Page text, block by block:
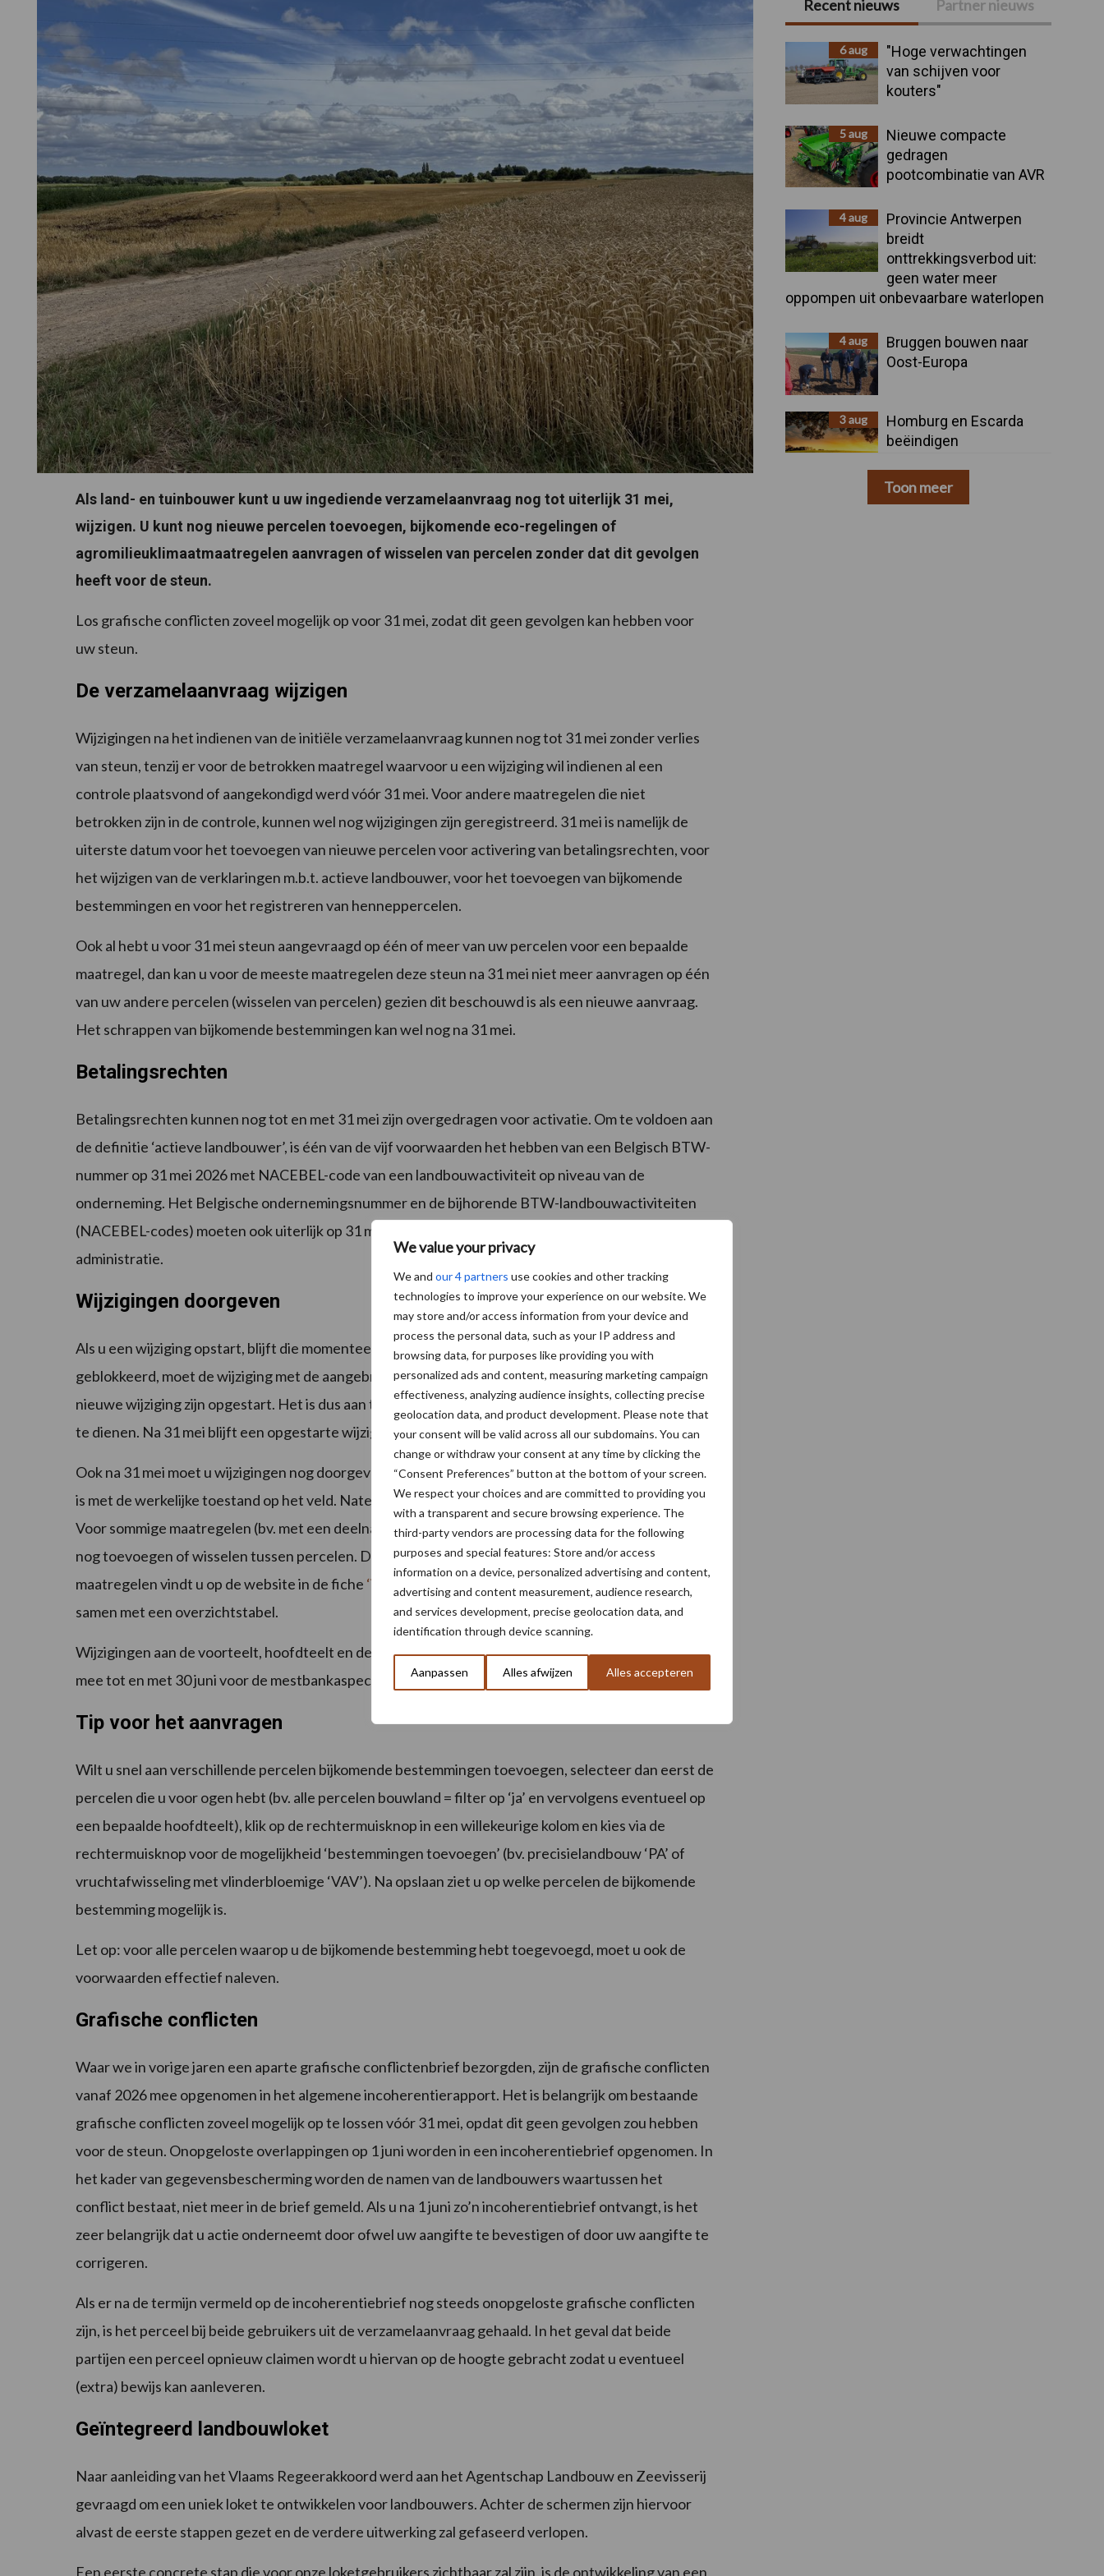
We value your privacy
We and our 4 partners use cookies and other tracking
technologies to improve your experience on our website. We
may store and/or access information from your device and
process the personal data, such as your IP address and
browsing data, for purposes like providing you with
personalized ads and content, measuring marketing campaign
effectiveness, analyzing audience insights, collecting precise
geolocation data, and product development. Please note that
your consent will be valid across all our subdomains. You can
change or withdraw your consent at any time by clicking the
“Consent Preferences” button at the bottom of your screen.
We respect your choices and are committed to providing you
with a transparent and secure browsing experience. The
third-party vendors are processing data for the following
purposes and special features: Store and/or access
information on a device, personalized advertising and content,
advertising and content measurement, audience research,
and services development, precise geolocation data, and
identification through device scanning.
Aanpassen Alles afwijzen Alles accepteren
Als land- en tuinbouwer kunt u uw ingediende verzamelaanvraag nog tot uiterlijk 31 mei,
wijzigen. U kunt nog nieuwe percelen toevoegen, bijkomende eco-regelingen of
agromilieuklimaatmaatregelen aanvragen of wisselen van percelen zonder dat dit gevolgen
heeft voor de steun.
Los grafische conflicten zoveel mogelijk op voor 31 mei, zodat dit geen gevolgen kan hebben voor
uw steun.
De verzamelaanvraag wijzigen
Wijzigingen na het indienen van de initiële verzamelaanvraag kunnen nog tot 31 mei zonder verlies
van steun, tenzij er voor de betrokken maatregel waarvoor u een wijziging wil indienen al een
controle plaatsvond of aangekondigd werd vóór 31 mei. Voor andere maatregelen die niet
betrokken zijn in de controle, kunnen wel nog wijzigingen zijn geregistreerd. 31 mei is namelijk de
uiterste datum voor het toevoegen van nieuwe percelen voor activering van betalingsrechten, voor
het wijzigen van de verklaringen m.b.t. actieve landbouwer, voor het toevoegen van bijkomende
bestemmingen en voor het registreren van henneppercelen.
Ook al hebt u voor 31 mei steun aangevraagd op één of meer van uw percelen voor een bepaalde
maatregel, dan kan u voor de meeste maatregelen deze steun na 31 mei niet meer aanvragen op één
van uw andere percelen (wisselen van percelen) gezien dit beschouwd is als een nieuwe aanvraag.
Het schrappen van bijkomende bestemmingen kan wel nog na 31 mei.
Betalingsrechten
Betalingsrechten kunnen nog tot en met 31 mei zijn overgedragen voor activatie. Om te voldoen aan
de definitie ‘actieve landbouwer’, is één van de vijf voorwaarden het hebben van een Belgisch BTW-
nummer op 31 mei 2026 met NACEBEL-code van een landbouwactiviteit op niveau van de
onderneming. Het Belgische ondernemingsnummer en de bijhorende BTW-landbouwactiviteiten
(NACEBEL-codes) moeten ook uiterlijk op 31 mei 2026 toegekend of aangevraagd zijn bij de BTW-
administratie.
Wijzigingen doorgeven
Als u een wijziging opstart, blijft die momenteel vier dagen ter beschikking. Daarna is ze
geblokkeerd, moet de wijziging met de aangebrachte aanpassingen zijn verwijderd en moet een
nieuwe wijziging zijn opgestart. Het is dus aan te raden om een opgestarte wijziging ook meteen in
te dienen. Na 31 mei blijft een opgestarte wijziging slechts twee dagen ter beschikking.
Ook na 31 mei moet u wijzigingen nog doorgeven, zodat uw verzamelaanvraag in overeenstemming
is met de werkelijke toestand op het veld. Nateelten en duurzame praktijken kunt u nog toevoegen.
Voor sommige maatregelen (bv. met een deelnameverklaring) kunt u de bijkomende bestemming wel
nog toevoegen of wisselen tussen percelen. De exacte uiterste wijzigingsdata voor de verschillende
maatregelen vindt u op de website in de fiche ‘indienen en wijzigen van de verzamelaanvraag’
samen met een overzichtstabel.
Wijzigingen aan de voorteelt, hoofdteelt en de gespecialiseerde productiemethode neemt VLM
mee tot en met 30 juni voor de mestbankaspecten.
Tip voor het aanvragen
Wilt u snel aan verschillende percelen bijkomende bestemmingen toevoegen, selecteer dan eerst de
percelen die u voor ogen hebt (bv. alle percelen bouwland = filter op ‘ja’ en vervolgens eventueel op
een bepaalde hoofdteelt), klik op de rechtermuisknop in een willekeurige kolom en kies via de
rechtermuisknop voor de mogelijkheid ‘bestemmingen toevoegen’ (bv. precisielandbouw ‘PA’ of
vruchtafwisseling met vlinderbloemige ‘VAV’). Na opslaan ziet u op welke percelen de bijkomende
bestemming mogelijk is.
Let op: voor alle percelen waarop u de bijkomende bestemming hebt toegevoegd, moet u ook de
voorwaarden effectief naleven.
Grafische conflicten
Waar we in vorige jaren een aparte grafische conflictenbrief bezorgden, zijn de grafische conflicten
vanaf 2026 mee opgenomen in het algemene incoherentierapport. Het is belangrijk om bestaande
grafische conflicten zoveel mogelijk op te lossen vóór 31 mei, opdat dit geen gevolgen zou hebben
voor de steun. Onopgeloste overlappingen op 1 juni worden in een incoherentiebrief opgenomen. In
het kader van gegevensbescherming worden de namen van de landbouwers waartussen het
conflict bestaat, niet meer in de brief gemeld. Als u na 1 juni zo’n incoherentiebrief ontvangt, is het
zeer belangrijk dat u actie onderneemt door ofwel uw aangifte te bevestigen of door uw aangifte te
corrigeren.
Als er na de termijn vermeld op de incoherentiebrief nog steeds onopgeloste grafische conflicten
zijn, is het perceel bij beide gebruikers uit de verzamelaanvraag gehaald. In het geval dat beide
partijen een perceel opnieuw claimen wordt u hiervan op de hoogte gebracht zodat u eventueel
(extra) bewijs kan aanleveren.
Geïntegreerd landbouwloket
Naar aanleiding van het Vlaams Regeerakkoord werd aan het Agentschap Landbouw en Zeevisserij
gevraagd om een uniek loket te ontwikkelen voor landbouwers. Achter de schermen zijn hiervoor
alvast de eerste stappen gezet en de verdere uitwerking zal gefaseerd verlopen.
Een eerste concrete stap die voor onze loketgebruikers zichtbaar zal zijn, is de ontwikkeling van een
Primaire
Sidebar
Recent nieuws Partner nieuws
6 aug
"Hoge verwachtingen
van schijven voor
kouters"
5 aug
Nieuwe compacte
gedragen
pootcombinatie van AVR
4 aug
Provincie Antwerpen
breidt
onttrekkingsverbod uit:
geen water meer
oppompen uit onbevaarbare waterlopen
4 aug
Bruggen bouwen naar
Oost-Europa
3 aug
Homburg en Escarda
beëindigen
Toon meer